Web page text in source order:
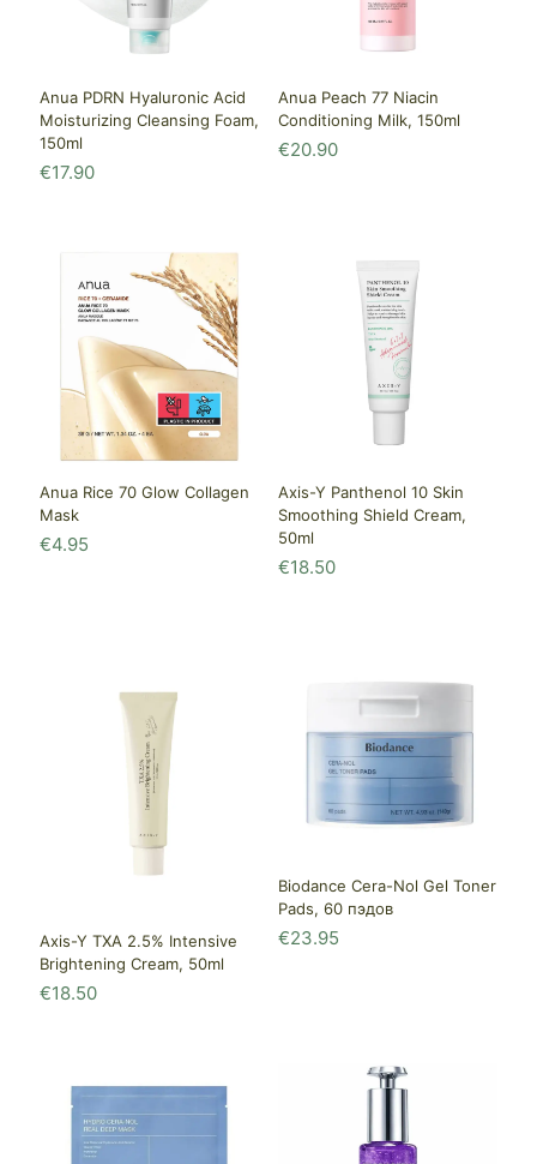
Anua PDRN Hyaluronic Acid
Moisturizing Cleansing Foam,
150ml
€17.90
Anua Peach 77 Niacin
Conditioning Milk, 150ml
€20.90
Anua Rice 70 Glow Collagen
Mask
€4.95
Axis-Y Panthenol 10 Skin
Smoothing Shield Cream,
50ml
€18.50
Axis-Y TXA 2.5% Intensive
Brightening Cream, 50ml
€18.50
Biodance Cera-Nol Gel Toner
Pads, 60 пэдов
€23.95